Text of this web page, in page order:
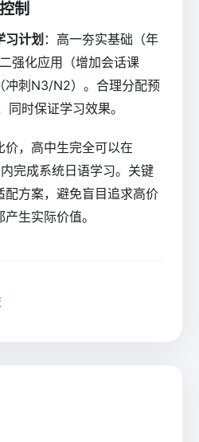
制
习计划 ：高一夯实基础（年
强化应用（增加会话课
冲刺N3/N2）。合理分配预
同时保证学习效果。
，高中生完全可以在
完成系统日语学习。关键
配方案，避免盲目追求高价
生实际价值。